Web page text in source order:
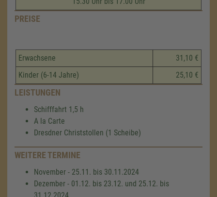
PREISE
Erwachsene
31,10 €
Kinder (6-14 Jahre)
25,10 €
LEISTUNGEN
Schifffahrt 1,5 h
A la Carte
Dresdner Christstollen (1 Scheibe)
WEITERE TERMINE
November - 25.11. bis 30.11.2024
Dezember - 01.12. bis 23.12. und 25.12. bis